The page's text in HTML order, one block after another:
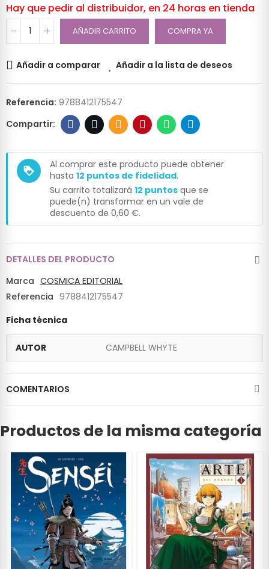
Hay que pedir al distribuidor, en 24 horas en tienda
AÑADIR CARRITO COMPRA YA
Añadir a comparar Añadir a la lista de deseos
Referencia: 9788412175547
loyalty
Al comprar este producto puede obtener
hasta 12 puntos de fidelidad.
Su carrito totalizará 12 puntos que se
puede(n) transformar en un vale de
descuento de 0,60 €.
DETALLES DEL PRODUCTO
Marca COSMICA EDITORIAL
Referencia 9788412175547
Ficha técnica
AUTOR CAMPBELL WHYTE
COMENTARIOS
Productos de la misma categoría